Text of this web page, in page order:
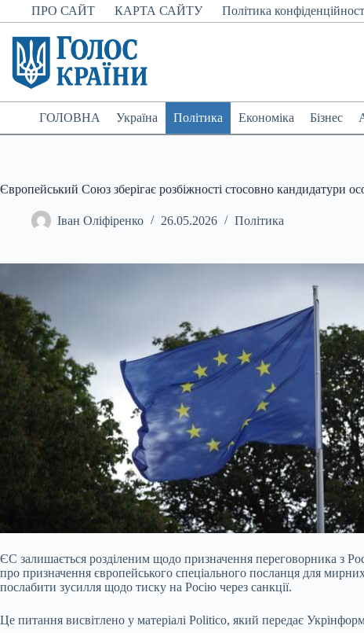
Перейти
до
вмісту
ПРО САЙТ КАРТА САЙТУ Політика
ГОЛОВНА Україна Політика Економіка Бізнес
Європейський Союз зберігає розбіжності стосовно кандидатури
Іван Оліфіренко 26.05.2026 Політика
ЄС залишається розділеним щодо призначення переговорника з
про призначення європейського спеціального посланця для
послабити зусилля щодо тиску на Росію через санкції.
Це питання висвітлено у матеріалі Politico, який передає